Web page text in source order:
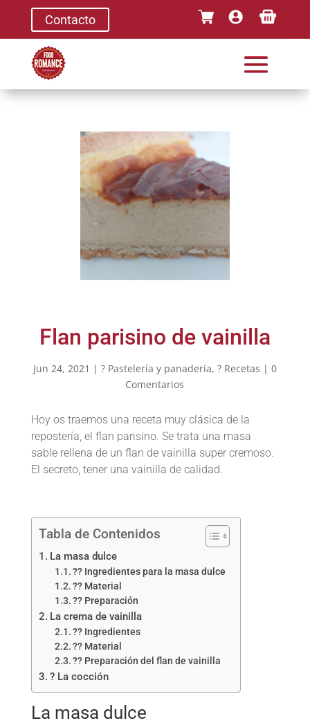
Contacto
Flan parisino de vainilla
Jun 24, 2021 | ? Pastelería y panadería, ? Recetas | 0
Comentarios
Hoy os traemos una receta muy clásica de la
repostería, el flan parisino. Se trata una masa
sable rellena de un flan de vainilla super cremoso.
El secreto, tener una vainilla de calidad.
Tabla de Contenidos
La masa dulce
?? Ingredientes para la masa dulce
?? Material
?? Preparación
La crema de vainilla
?? Ingredientes
?? Material
?? Preparación del flan de vainilla
? La cocción
La masa dulce